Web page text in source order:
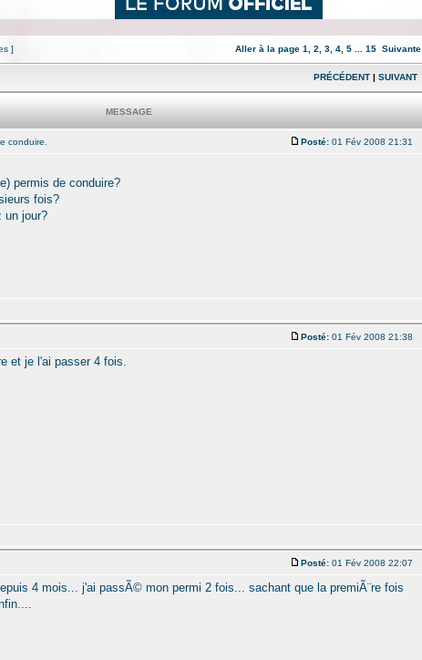
] Aller à la page 1 2 3 4 5 15 Suivante
PRÉCÉDENT | SUIVANT
MESSAGE
conduire. Posté: 01 Fév 2008 21:31
permis de conduire?
fois?
un jour?
Posté: 01 Fév 2008 21:38
et je l'ai passer 4 fois.
Posté: 01 Fév 2008 22:07
4 mois... j'ai passÃ© mon permi 2 fois... sachant que la premiÃ¨re fois